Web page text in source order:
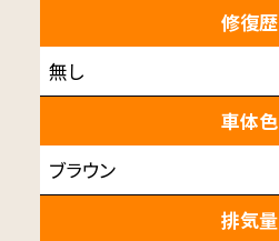
修復歴
無し
車体色
ブラウン
排気量